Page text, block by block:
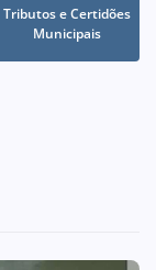
Tributos e Certidões
Municipais